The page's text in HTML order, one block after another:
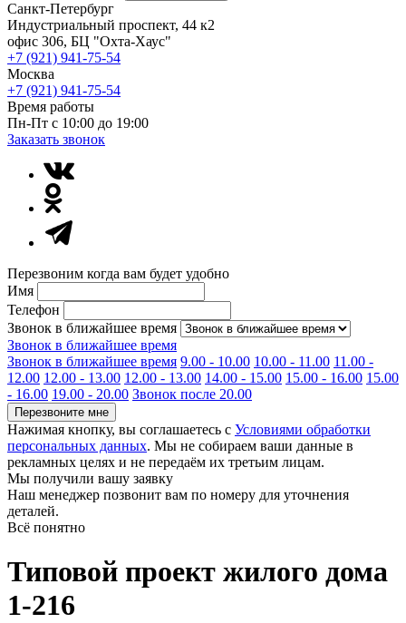
Санкт-Петербург
Индустриальный проспект, 44 к2
офис 306, БЦ "Охта-Хаус"
+7 (921) 941-75-54
Москва
+7 (921) 941-75-54
Время работы
Пн-Пт с 10:00 до 19:00
Заказать звонок
Перезвоним когда вам будет удобно
Имя
Телефон
Звонок в ближайшее время
Звонок в ближайшее время
Звонок в ближайшее время 9.00 - 10.00 10.00 - 11.00 11.00 -
12.00 12.00 - 13.00 12.00 - 13.00 14.00 - 15.00 15.00 - 16.00 15.00
- 16.00 19.00 - 20.00 Звонок после 20.00
Перезвоните мне
Нажимая кнопку, вы соглашаетесь с Условиями обработки
персональных данных. Мы не собираем ваши данные в
рекламных целях и не передаём их третьим лицам.
Мы получили вашу заявку
Наш менеджер позвонит вам по номеру для уточнения
деталей.
Всё понятно
Типовой проект жилого дома
1-216